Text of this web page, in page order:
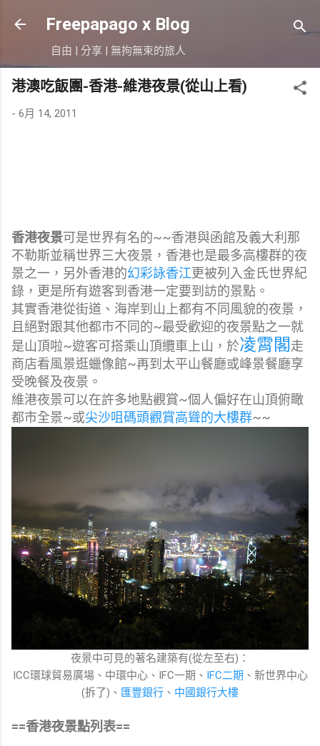
跳到主要內容
Freepapago x Blog
自由 | 分享 | 無拘無束的旅人
港澳吃飯團-香港-維港夜景(從山上看)
- 6月 14, 2011
香港夜景可是世界有名的~~香港與函館及義大利那
不勒斯並稱世界三大夜景，香港也是最多高樓群的夜
景之一，另外香港的幻彩詠香江更被列入金氏世界紀
錄，更是所有遊客到香港一定要到訪的景點。
其實香港從街道、海岸到山上都有不同風貌的夜景，
且絕對跟其他都市不同的~最受歡迎的夜景點之一就
是山頂啦~遊客可搭乘山頂纜車上山，於凌霄閣走
商店看風景逛蠟像館~再到太平山餐廳或峰景餐廳享
受晚餐及夜景。
維港夜景可以在許多地點觀賞~個人偏好在山頂俯瞰
都市全景~或尖沙咀碼頭觀賞高聳的大樓群~~
夜景中可見的著名建築有(從左至右)：
ICC環球貿易廣場、中環中心、IFC一期、 IFC二期 、新世界中心
(拆了)、 匯豐銀行 、 中國銀行大樓
==香港夜景點列表==